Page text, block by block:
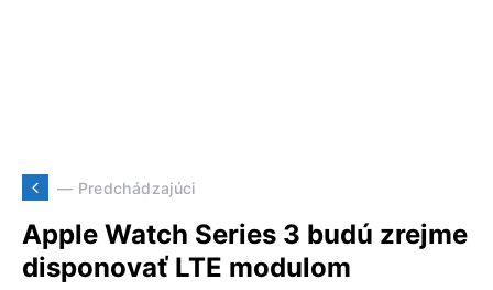
— Predchádzajúci
Apple Watch Series 3 budú zrejme
disponovať LTE modulom